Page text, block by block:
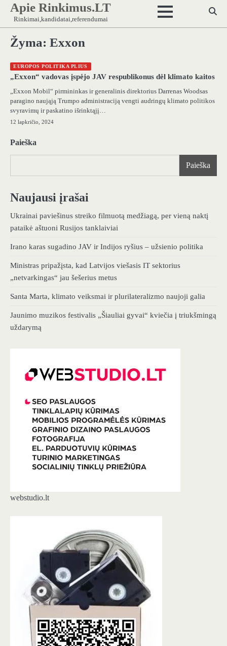
Skip
content
Apie Rinkimus.LT
Rinkimai,kandidatai,referendumai
Žyma: Exxon
EUROPOS POLITIKA PLIUS
„Exxon“ vadovas įspėjo JAV respublikonus dėl klimato kaitos
„Exxon Mobil“ pirmininkas ir generalinis direktorius Darrenas Woodsas
paragino naująją Trumpo administraciją vengti audringų klimato politikos
svyravimų ir paskatino išrinktąjį…
12 lapkričio, 2024
Paieška
Paieška
Naujausi įrašai
Ukrainai paviešinus streiko filmuotą medžiagą, per vieną naktį
pataikė aštuoni Rusijos tanklaiviai
Irano karas sugadino JAV ir Indijos ryšius – užsienio politika
Ministras pripažįsta, kad Latvijos viešasis IT sektorius
„netvarkingas“ jau šešerius metus
Santa Marta, klimato veiksmai ir plurilateralizmo naujoji galia
Jaunimo muzikos festivalis „Šiauliai gyvai“ kviečia į triukšmingą
uždarymą
webstudio.lt